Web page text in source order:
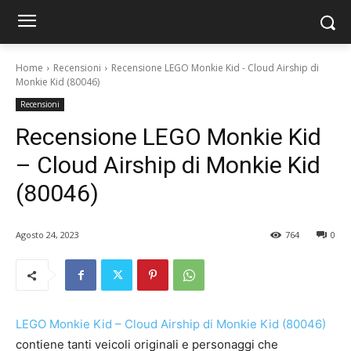
Home Recensioni
Recensione LEGO Monkie Kid - Cloud Airship di
Monkie Kid (80046)
Recensioni
Recensione LEGO Monkie Kid
– Cloud Airship di Monkie Kid
(80046)
Agosto 24, 2023 0
764
LEGO Monkie Kid – Cloud Airship di Monkie Kid (80046)
contiene tanti veicoli originali e personaggi che